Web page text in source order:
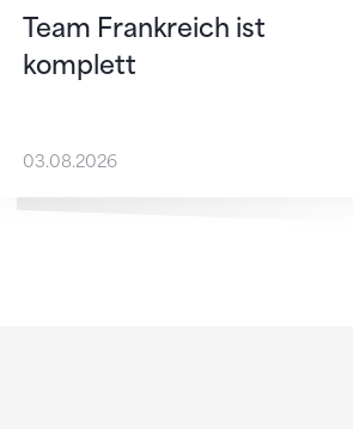
Team Frankreich ist
komplett
03.08.2026